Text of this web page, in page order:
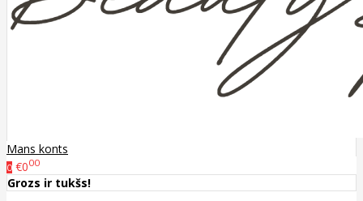
Mans konts
0 €000
Grozs ir tukšs!